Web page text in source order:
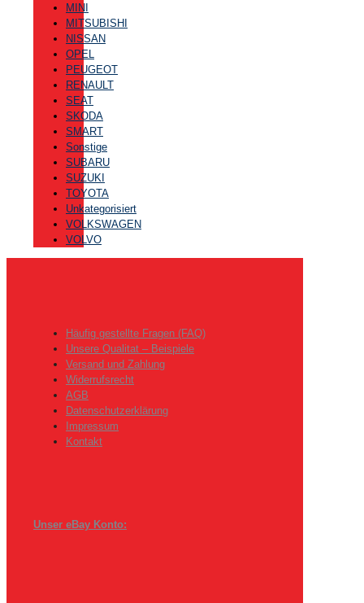
MINI
MITSUBISHI
NISSAN
OPEL
PEUGEOT
RENAULT
SEAT
SKODA
SMART
Sonstige
SUBARU
SUZUKI
TOYOTA
Unkategorisiert
VOLKSWAGEN
VOLVO
Häufig gestellte Fragen (FAQ)
Unsere Qualitat – Beispiele
Versand und Zahlung
Widerrufsrecht
AGB
Datenschutzerklärung
Impressum
Kontakt
Unser eBay Konto: